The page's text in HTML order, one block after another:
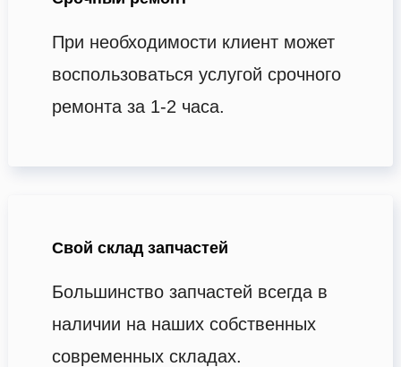
При необходимости клиент может
воспользоваться услугой срочного
ремонта за 1-2 часа.
Свой склад запчастей
Большинство запчастей всегда в
наличии на наших собственных
современных складах.